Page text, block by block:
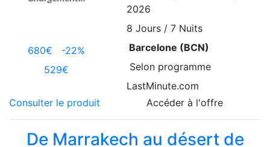
680€ -22%
529€
2026
8 Jours / 7 Nuits
Barcelone (BCN)
Selon programme
LastMinute.com
Consulter le produit
Accéder à l'offre
De Marrakech au désert de